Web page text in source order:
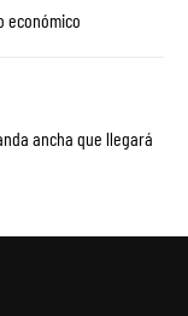
económico
ancha que llegará